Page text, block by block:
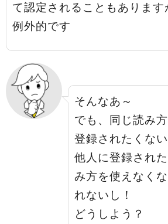
て認定されることもあります
例外的です
そんなあ～
でも、同じ読み
登録されたくな
他人に登録され
み方を使えなく
れないし！
どうしよう？